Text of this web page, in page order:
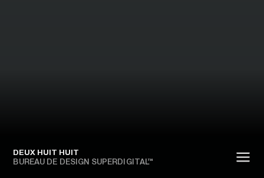
DEUX HUIT HUIT
BUREAU DE DESIGN SUPERDIGITAL™